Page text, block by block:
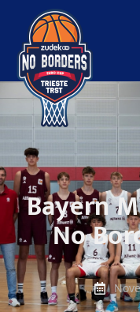
Bayern
No